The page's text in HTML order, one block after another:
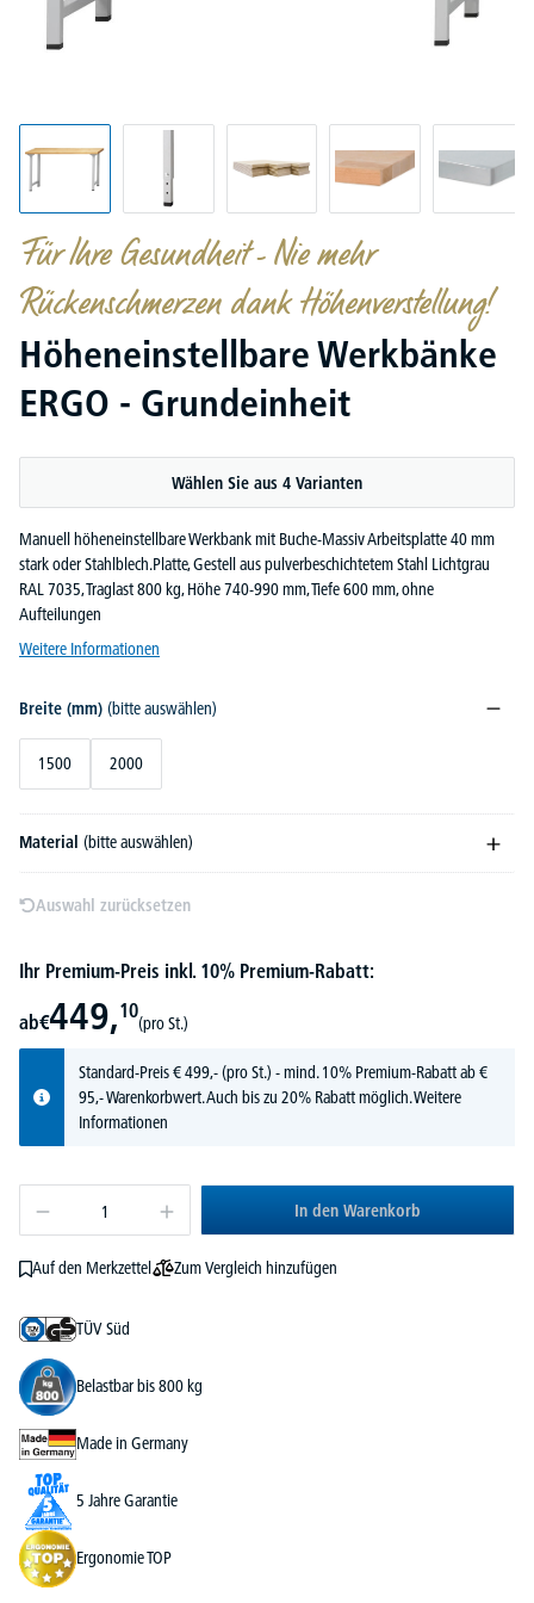
Für Ihre Gesundheit - Nie mehr
Rückenschmerzen dank Höhenverstellung!
Höheneinstellbare Werkbänke
ERGO - Grundeinheit
Wählen Sie aus 4 Varianten
Manuell höheneinstellbare Werkbank mit Buche-Massiv Arbeitsplatte 40 mm
stark oder Stahlblech.Platte, Gestell aus pulverbeschichtetem Stahl Lichtgrau
RAL 7035, Traglast 800 kg, Höhe 740-990 mm, Tiefe 600 mm, ohne
Aufteilungen
Weitere Informationen
Breite (mm) (bitte auswählen)
1500 2000
Material (bitte auswählen)
Auswahl zurücksetzen
Ihr Premium-Preis inkl. 10% Premium-Rabatt:
ab€449,10
(pro St.)
Standard-Preis€499,-(pro St.) - mind. 10% Premium-Rabatt ab €
95,- Warenkorbwert. Auch bis zu 20% Rabatt möglich.Weitere
Informationen
In den Warenkorb
Auf den Merkzettel Zum Vergleich hinzufügen
TÜV Süd
Belastbar bis 800 kg
Made in Germany
5 Jahre Garantie
Ergonomie TOP